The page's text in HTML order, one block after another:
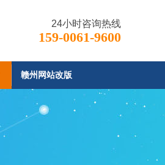
24小时咨询热线
159-0061-9600
赣州网站改版